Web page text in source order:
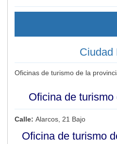
Ciudad
Oficinas de turismo de la
Oficina de turismo
Calle: Alarcos, 21 Bajo
Oficina de turismo